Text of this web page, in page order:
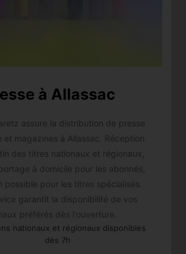
à Allassac
assure la distribution de presse
et magazines à Allassac. Réception
des titres nationaux et régionaux,
à domicile pour les abonnés,
possible pour les titres spécialisés.
garantit la disponibilité de vos
préférés dès l'ouverture.
nationaux et régionaux disponibles
dès 7h